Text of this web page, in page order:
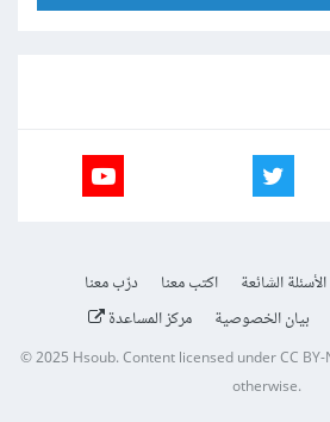
الأسئلة الشائعة اكتب معنا
درّب معنا
بيان الخصوصية مركز المساعدة
© 2025Hsoub.Content licensed underCC
otherwise.